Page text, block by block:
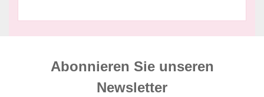
Abonnieren Sie unseren
News­letter